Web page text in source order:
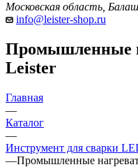
Московская область,
info@leister-shop.ru
Промышленные
Leister
Главная
—
Каталог
—
Инструмент для сварки
—Промышленные